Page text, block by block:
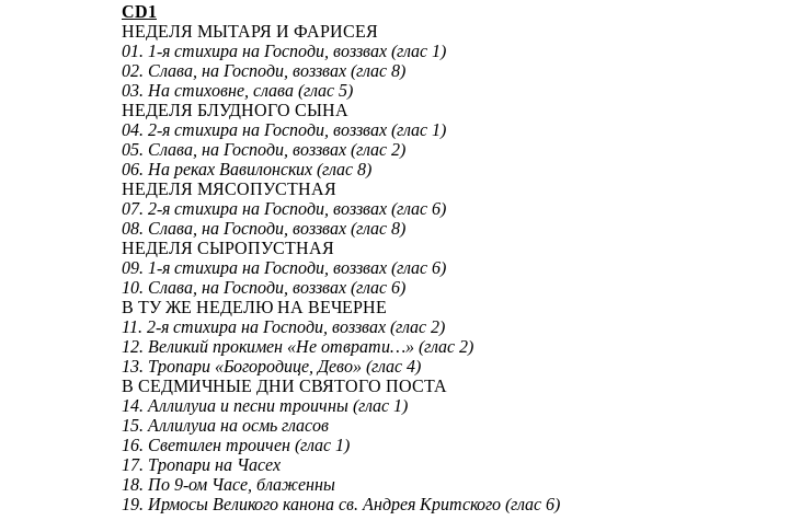
CD1
НЕДЕЛЯ МЫТАРЯ И ФАРИСЕЯ
01. 1-я стихира на Господи, воззвах (глас 1)
02. Слава, на Господи, воззвах (глас 8)
03. На стиховне, слава (глас 5)
НЕДЕЛЯ БЛУДНОГО СЫНА
04. 2-я стихира на Господи, воззвах (глас 1)
05. Слава, на Господи, воззвах (глас 2)
06. На реках Вавилонских (глас 8)
НЕДЕЛЯ МЯСОПУСТНАЯ
07. 2-я стихира на Господи, воззвах (глас 6)
08. Слава, на Господи, воззвах (глас 8)
НЕДЕЛЯ СЫРОПУСТНАЯ
09. 1-я стихира на Господи, воззвах (глас 6)
10. Слава, на Господи, воззвах (глас 6)
В ТУ ЖЕ НЕДЕЛЮ НА ВЕЧЕРНЕ
11. 2-я стихира на Господи, воззвах (глас 2)
12. Великий прокимен «Не отврати…» (глас 2)
13. Тропари «Богородице, Дево» (глас 4)
В СЕДМИЧНЫЕ ДНИ СВЯТОГО ПОСТА
14. Аллилуиа и песни троичны (глас 1)
15. Аллилуиа на осмь гласов
16. Светилен троичен (глас 1)
17. Тропари на Часех
18. По 9-ом Часе, блаженны
19. Ирмосы Великого канона св. Андрея Критского (глас 6)